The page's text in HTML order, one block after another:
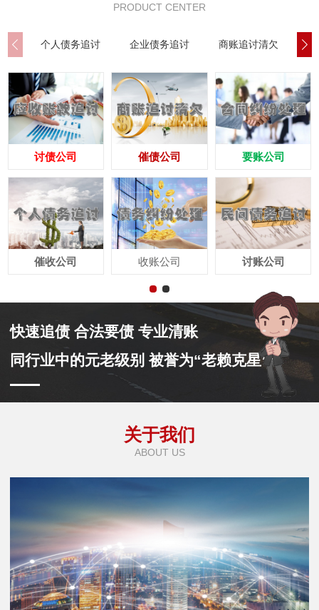
PRODUCT CENTER
个人债务追讨 企业债务追讨 商账追讨清欠
讨债公司
催收公司
催债公司
收账公司
要账公司
讨账公司
快速追债 合法要债 专业清账
同行业中的元老级别 被誉为“老赖克星”
关于我们
ABOUT US